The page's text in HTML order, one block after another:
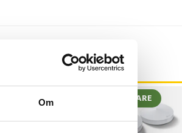
Om BÄSTSÄLJARE